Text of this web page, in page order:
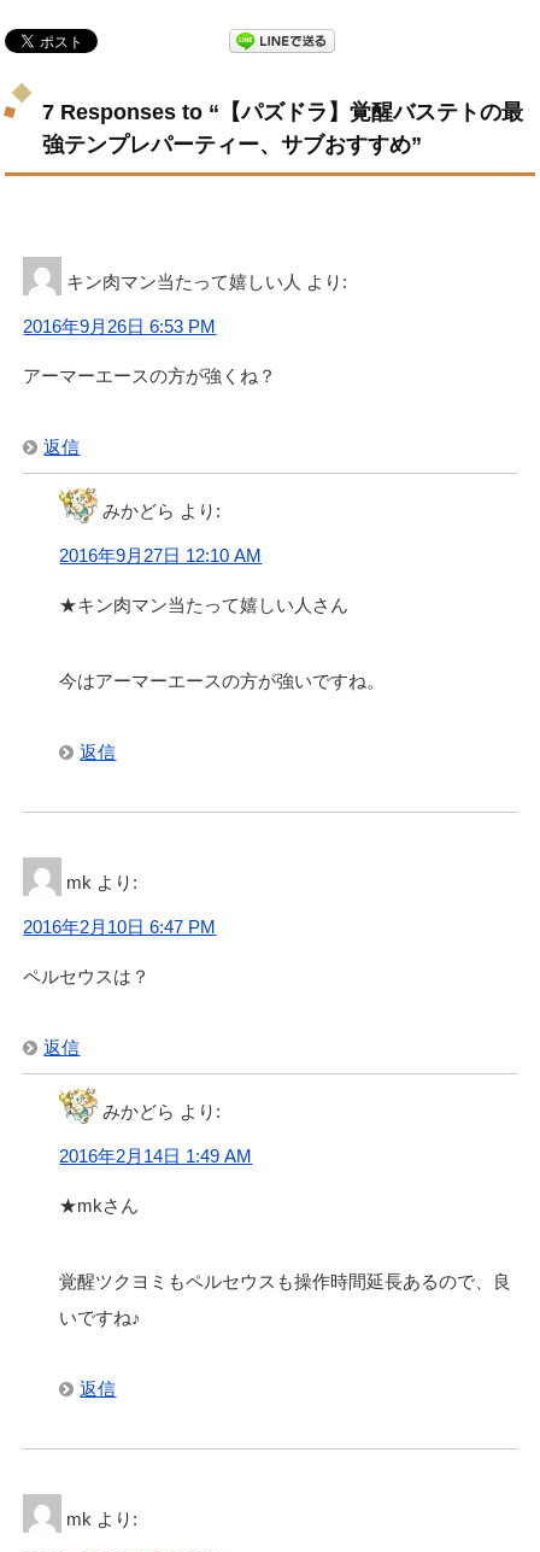
7 Responses to “【パズドラ】覚醒バステトの最
強テンプレパーティー、サブおすすめ”
キン肉マン当たって嬉しい人 より:
2016年9月26日 6:53 PM
アーマーエースの方が強くね？
返信
みかどら より:
2016年9月27日 12:10 AM
★キン肉マン当たって嬉しい人さん
今はアーマーエースの方が強いですね。
返信
mk より:
2016年2月10日 6:47 PM
ペルセウスは？
返信
みかどら より:
2016年2月14日 1:49 AM
★mkさん
覚醒ツクヨミもペルセウスも操作時間延長あるので、良
いですね♪
返信
mk より: